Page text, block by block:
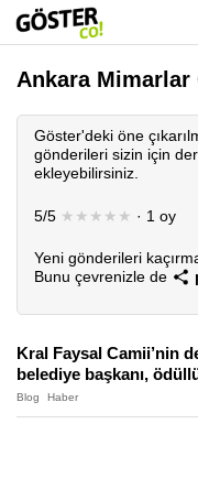
Ankara Mimarlar
Göster'deki öne
gönderileri sizin için
ekleyebilirsiniz.
5/5 ★★★★★ · 1 oy
Yeni gönderileri
Bunu çevrenizle de
Kral Faysal Camii’nin
belediye başkanı,
Blog Haber